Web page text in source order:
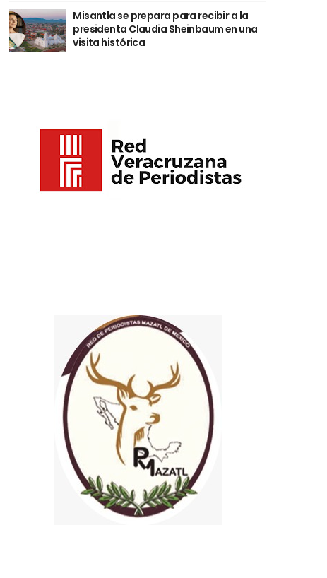
Misantla se prepara para recibir a la
presidenta Claudia Sheinbaum en una
visita histórica